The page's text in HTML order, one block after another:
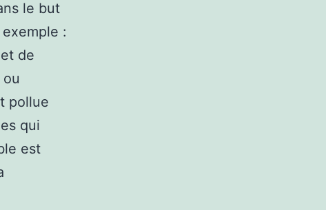
le but
:
de
pollue
qui
est